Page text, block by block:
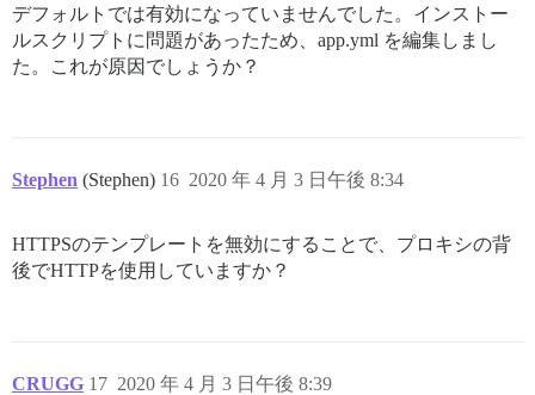
デフォルトでは有効になっていませんでした。インストー
ルスクリプトに問題があったため、app.yml を編集しまし
た。これが原因でしょうか？
Stephen (Stephen) 2020 年 4 月 3 日午後 8:34
16
HTTPSのテンプレートを無効にすることで、プロキシの背
後でHTTPを使用していますか？
CRUGG 2020 年 4 月 3 日午後 8:39
17